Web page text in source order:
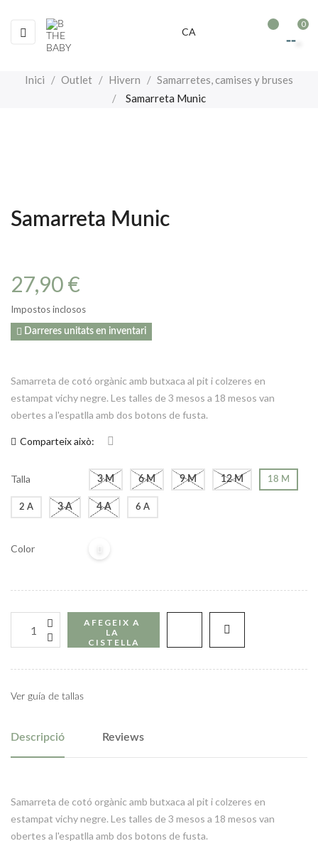
Toggle
navigation
☰ CA
0
Inici Outlet Hivern
Samarretes, camises y bruses
Samarreta Munic
Samarreta Munic
27,90 €
Impostos inclosos
 Darreres unitats en inventari
Samarreta de cotó orgànic amb butxaca al pit i colzeres en
estampat vichy negre. Les talles de 3 mesos a 18 mesos van
obertes a l'espatlla amb dos botons de fusta.
Comparteix això:
Talla 3 M 6 M 9 M 12 M 18 M
2 A 3 A 4 A 6 A
Color
AFEGEIX A
LA
CISTELLA
Ver guía de tallas
Descripció Reviews
Samarreta de cotó orgànic amb butxaca al pit i colzeres en
estampat vichy negre. Les talles de 3 mesos a 18 mesos van
obertes a l'espatlla amb dos botons de fusta.